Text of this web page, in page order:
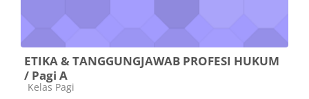
ETIKA & TANGGUNGJAWAB PROFESI HUKUM
/ Pagi A
Kategori kursus
Kelas Pagi